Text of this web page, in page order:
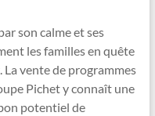
son calme et ses
les familles en quête
La vente de programmes
Pichet y connaît une
potentiel de